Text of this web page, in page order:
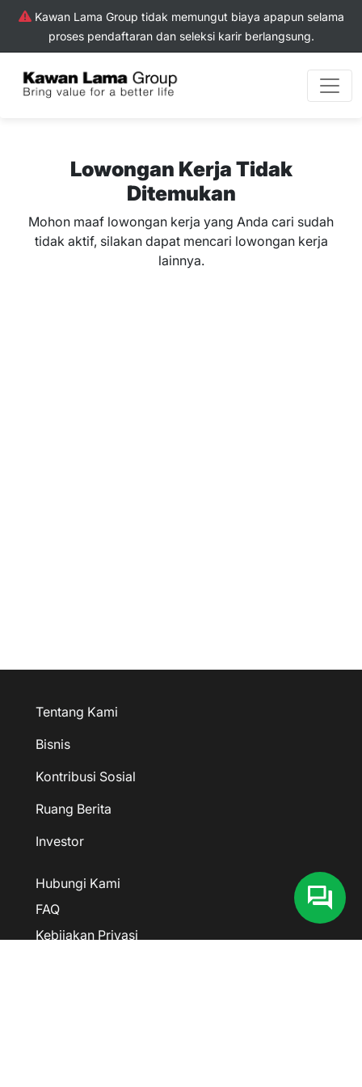
Kawan Lama Group tidak memungut biaya apapun selama
proses pendaftaran dan seleksi karir berlangsung.
Lowongan Kerja Tidak
Ditemukan
Mohon maaf lowongan kerja yang Anda cari sudah
tidak aktif, silakan dapat mencari lowongan kerja
lainnya.
Tentang Kami
Bisnis
Kontribusi Sosial
Ruang Berita
Investor
Hubungi Kami
FAQ
Kebijakan Privasi